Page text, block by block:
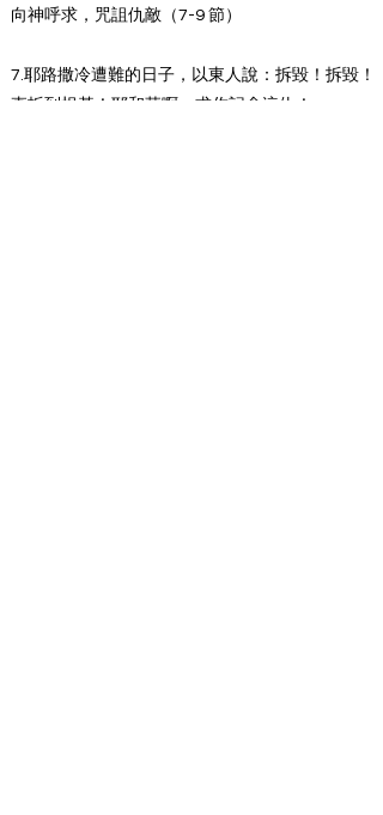
向神呼求，咒詛仇敵（7-9 節）
7.耶路撒冷遭難的日子，以東人說：拆毀！拆毀！
直拆到根基！耶和華啊，求你記念這仇！